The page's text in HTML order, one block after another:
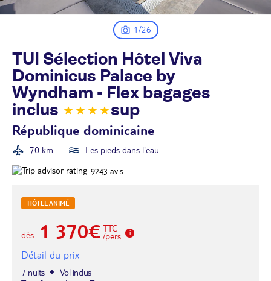
1/26
TUI Sélection Hôtel Viva
Dominicus Palace by
Wyndham - Flex bagages
inclus
sup
République dominicaine
70 km Les pieds dans l'eau
9243 avis
HÔTEL ANIMÉ
dès 1 370€ TTC
/pers.
Détail du prix
7 nuits
Vol inclus